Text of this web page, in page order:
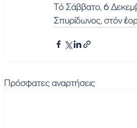
Τό Σάββατο, 6
Σπυρίδωνος, στόν
Πρόσφατες αναρτήσεις